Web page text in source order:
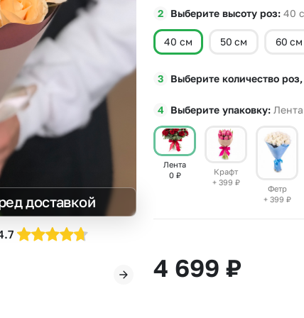
Insta букеты
Хиты продаж
Новинки
Все категории
доставкой
Выберите высоту роз 40
40 см 50 см 60 см
Выберите количество
Выберите упаковку Лента
Лента
0 ₽
Крафт
+ 399 ₽
Фетр
+ 399 ₽
4 699 ₽